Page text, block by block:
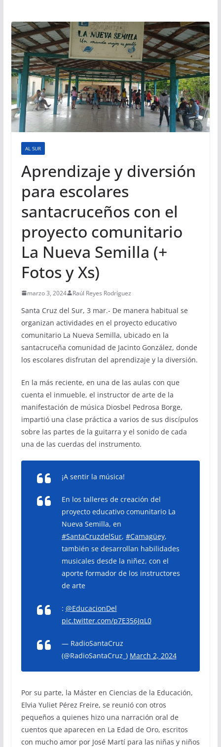
AL SUR
Aprendizaje y diversión
para escolares
santacruceños con el
proyecto comunitario
La Nueva Semilla (+
Fotos y Xs)
marzo 3, 2024 Raúl Reyes Rodríguez
Santa Cruz del Sur, 3 mar.- De manera habitual se
organizan actividades en el proyecto educativo
comunitario La Nueva Semilla, ubicado en la
santacruceña comunidad de Jacinto González, donde
los escolares disfrutan del aprendizaje y la diversión.
En la más reciente, en una de las aulas con que
cuenta el inmueble, el instructor de arte de la
manifestación de música Diosbel Pedrosa Borge,
impartió una clase práctica a varios de sus discípulos
sobre las partes de la guitarra y el sonido de cada
una de las cuerdas del instrumento.
¡A sentir la música!
En los talleres de creación del
proyecto educativo comunitario La
Nueva Semilla, en
#SantaCruzdelSur, #Camagüey,
también se desarrollan habilidades
musicales desde la niñez, con el
aporte formador de los instructores
de arte
: @EducacionDel
pic.twitter.com/p7E356JqL0
— RadioSantaCruz
(@RadioSantaCruz_) March 2, 2024
Por su parte, la Máster en Ciencias de la Educación,
Elvia Yuliet Pérez Freire, se reunió con otros
pequeños a quienes hizo una narración oral de
cuentos que aparecen en La Edad de Oro, escritos
con mucho amor por José Martí para las niñas y niños